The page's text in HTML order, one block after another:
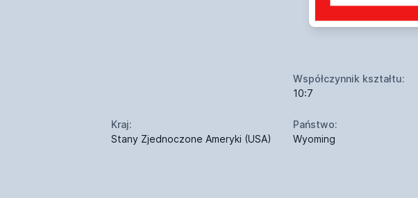
Współczynnik kształtu:
10:7
Kraj:
Stany Zjednoczone Ameryki (USA)
Państwo:
Wyoming